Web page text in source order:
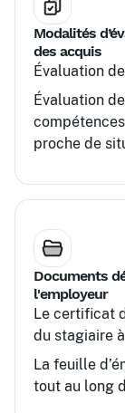
Modalités
des acquis
Évaluation
Évaluation
proche de
Documents
l'employeur
Le certificat
du stagiaire
La feuille
tout au long